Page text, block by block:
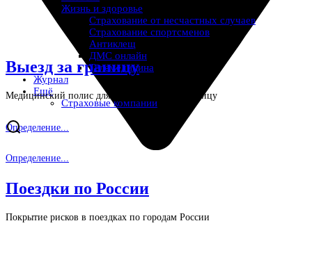
Определение...
Определение...
Жизнь и здоровье
Страхование от несчастных случаев
Страхование спортсменов
Антиклещ
ДМС онлайн
Телемедицина
Журнал
Ещё
Страховые компании
Выезд за границу
Медицинский полис для выезжающих за границу
Поездки по России
Покрытие рисков в поездках по городам России